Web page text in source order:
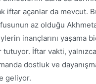
iftar açanlar da mevcut.
az olduğu
inançlarını yaşama
İftar vakti,
dostluk ve
geliyor.